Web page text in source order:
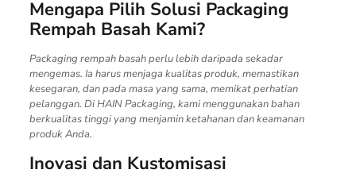
Mengapa Pilih Solusi Packaging
Rempah Basah Kami?
Packaging rempah basah perlu lebih daripada sekadar
mengemas. Ia harus menjaga kualitas produk, memastikan
kesegaran, dan pada masa yang sama, memikat perhatian
pelanggan. Di HAIN Packaging, kami menggunakan bahan
berkualitas tinggi yang menjamin ketahanan dan keamanan
produk Anda.
Inovasi dan Kustomisasi